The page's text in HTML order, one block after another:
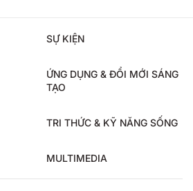
SỰ KIỆN
ỨNG DỤNG & ĐỔI MỚI SÁNG
TẠO
TRI THỨC & KỸ NĂNG SỐNG
MULTIMEDIA